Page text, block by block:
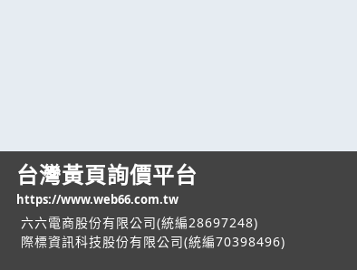
台灣黃頁詢價平台
https://www.web66.com.tw
六六電商股份有限公司(統編28697248)
際標資訊科技股份有限公司(統編70398496)